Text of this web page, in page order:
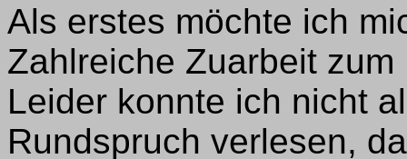
Als erstes möchte ich
Zahlreiche Zuarbeit
Leider konnte ich nicht
Rundspruch verlesen,